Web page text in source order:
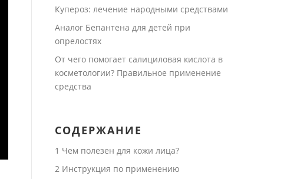
Купероз: лечение народными средствами
Аналог Бепантена для детей при
опрелостях
От чего помогает салициловая кислота в
косметологии? Правильное применение
средства
СОДЕРЖАНИЕ
1 Чем полезен для кожи лица?
2Инструкция по применению